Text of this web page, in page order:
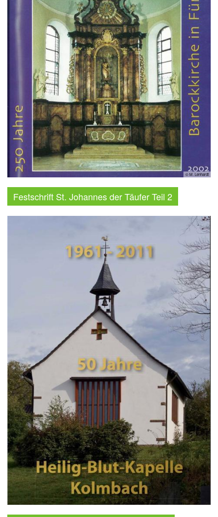
© M. Lenhardt
Festschrift St. Johannes der Täufer Teil 2